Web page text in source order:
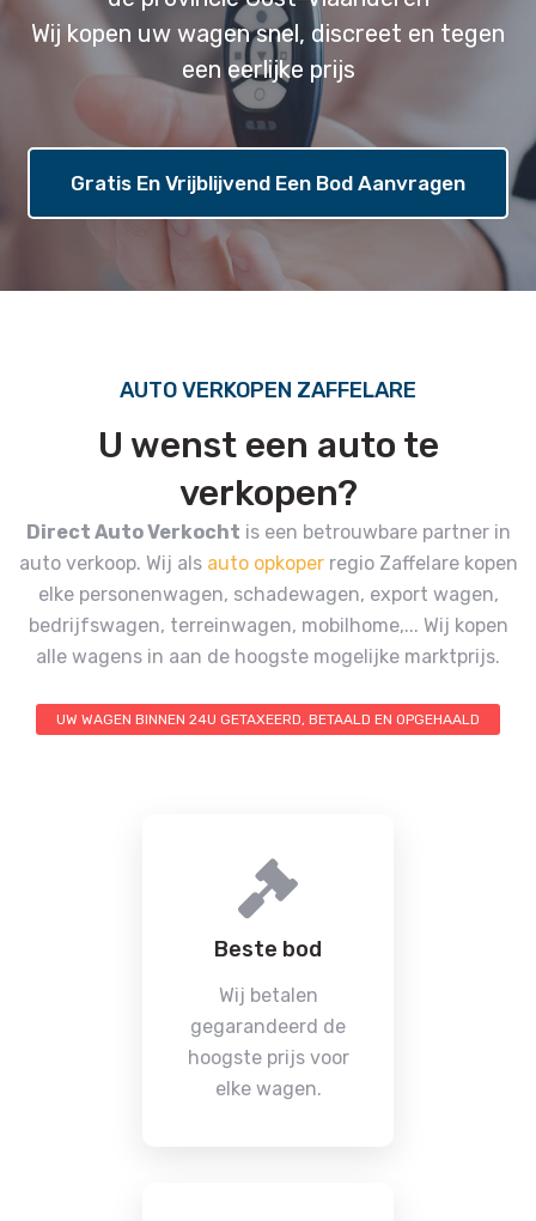
Wij kopen uw wagen snel, discreet en tegen
een eerlijke prijs
Gratis En Vrijblijvend Een Bod Aanvragen
AUTO VERKOPEN ZAFFELARE
U wenst een auto te
verkopen?
Direct Auto Verkocht is een betrouwbare partner in
auto verkoop. Wij als auto opkoperregio Zaffelare kopen
elke personenwagen, schadewagen, export wagen,
bedrijfswagen, terreinwagen, mobilhome,... Wij kopen
alle wagens in aan de hoogste mogelijke marktprijs.
UW WAGEN BINNEN 24U GETAXEERD, BETAALD EN OPGEHAALD
Beste bod
Wij betalen
gegarandeerd de
hoogste prijs voor
elke wagen.